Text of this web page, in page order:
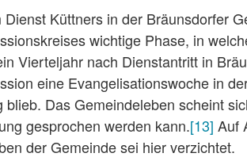
Dienst Küttners in der Bräunsdorfer
wichtige Phase, in
Vierteljahr nach Dienstantritt in
eine Evangelisationswoche in
blieb. Das Gemeindeleben scheint
gesprochen werden kann.[13] Auf
der Gemeinde sei hier verzichtet.